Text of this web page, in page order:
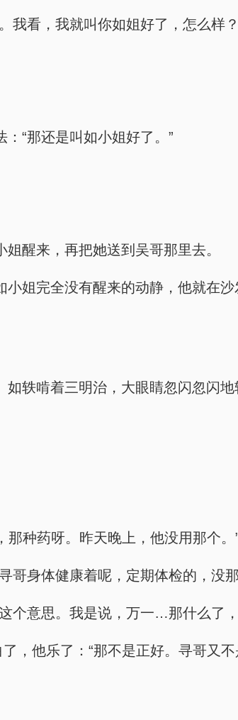
我看，我就叫你如姐好了，怎么样
“那还是叫如小姐好了。”
醒来，再把她送到吴哥那里去。
姐完全没有醒来的动静，他就在
轶啃着三明治，大眼睛忽闪忽闪地
种药呀。昨天晚上，他没用那个。
哥身体健康着呢，定期体检的，没
个意思。我是说，万一…那什么了
，他乐了：“那不是正好。寻哥又